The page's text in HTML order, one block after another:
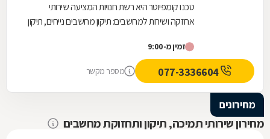
טכנו קומפיוטר היא רשת חנויות המציעה שירותי
אחזקה ושירות למחשבים: תיקון מחשבים נייחים, תיקון
זמין מ-9:00
077-3336604 מספר מקשר
מחירונים
מחירון שירותי תמיכה, תיקון ותחזוקת מחשבים